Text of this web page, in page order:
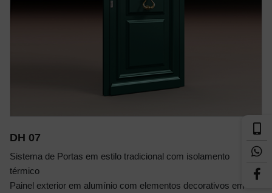
DH 07
Sistema de Portas em estilo tradicional com isolamento
térmico
Painel exterior em alumínio com elementos decorativos em